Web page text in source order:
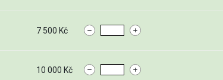
7 500 Kč
10 000 Kč